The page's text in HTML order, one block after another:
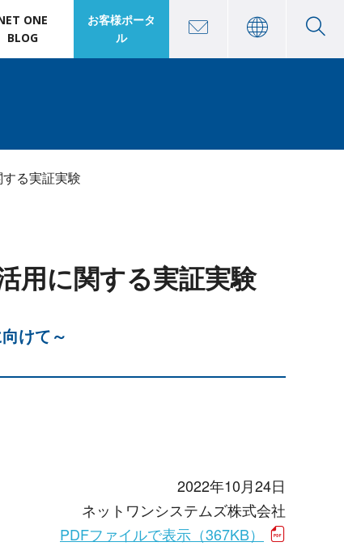
ONE
BLOG
お客様ポータ
ル
る実証実験
用に関する実証実験
けて～
2022年10月24日
ネットワンシステムズ株式会社
PDFファイルで表示（367KB）